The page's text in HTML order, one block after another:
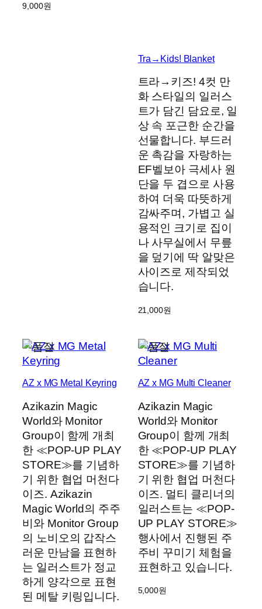
9,000원
Tra→Kids! Blanket
트라→키즈! 4컷 만
화 스타일의 일러스
트가 담긴 담요로, 일
상 속 포근한 순간을
선물합니다. 부드러
운 촉감을 자랑하는
EF벨보아 극세사 원
단을 두 겹으로 사용
하여 더욱 따뜻하게
감싸주며, 가볍고 실
용적인 크기로 집이
나 사무실에서 무릎
을 덮기에 딱 알맞은
사이즈로 제작되었
습니다.
21,000원
AZ x MG Metal Keyring
Azikazin Magic
World와 Monitor
Group이 함께 개최
한 ≪POP-UP PLAY
STORE≫를 기념하
기 위한 협업 머천다
이즈. Azikazin
Magic World의 주주
비와 Monitor Group
의 노비오의 갑작스
러운 만남을 표현하
는 일러스트가 정교
하게 양각으로 표현
된 메탈 키링입니다.
AZ x MG Multi Cleaner
Azikazin Magic
World와 Monitor
Group이 함께 개최
한 ≪POP-UP PLAY
STORE≫를 기념하
기 위한 협업 머천다
이즈. 멀티 클리너의
일러스트는 ≪POP-
UP PLAY STORE≫
행사에서 진행된 주
주비 꾸미기 체험을
표현하고 있습니다.
5,000원